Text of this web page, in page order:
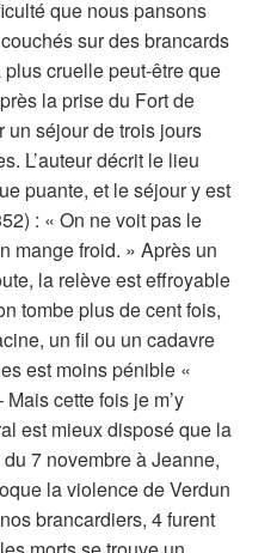
que nous pansons
sur des brancards
cruelle peut-être que
la prise du Fort de
un séjour de trois jours
L’auteur décrit le lieu
puante, et le séjour y est
: « On ne voit pas le
mange froid. » Après un
la relève est effroyable
tombe plus de cent fois,
un fil ou un cadavre
est moins pénible «
cette fois je m’y
est mieux disposé que la
7 novembre à Jeanne,
la violence de Verdun
brancardiers, 4 furent